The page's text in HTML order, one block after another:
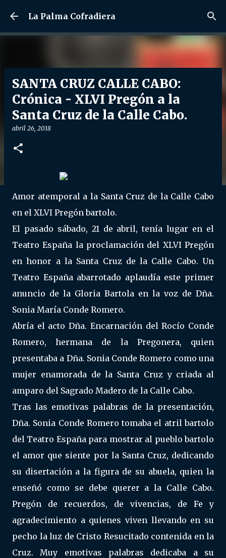
Ir al contenido principal
La Palma Cofradiera
SANTA CRUZ CALLE CABO:
Crónica - XLVI Pregón a la
Santa Cruz de la Calle Cabo.
abril 26, 2018
Amor atemporal a la Santa Cruz de la Calle Cabo
en el XLVI Pregón bartolo.
El pasado sábado, 21 de abril, tenía lugar en el
Teatro España la proclamación del XLVI Pregón
en honor a la Santa Cruz de la Calle Cabo. Un
Teatro España abarrotado aplaudía este primer
anuncio de la Gloria Bartola en la voz de Dña.
Sonia María Conde Romero.
Abría el acto Dña. Encarnación del Rocío Conde
Romero, hermana de la Pregonera, quien
presentaba a Dña. Sonia Conde Romero como una
mujer enamorada de la Santa Cruz y criada al
amparo del Sagrado Madero de la Calle Cabo.
Tras las emotivas palabras de la presentación,
Dña. Sonia Conde Romero tomaba el atril bartolo
del Teatro España para mostrar al pueblo bartolo
el amor que siente por la Santa Cruz, dedicando
su disertación a la figura de su abuela, quien la
enseñó como se debe querer a la Calle Cabo.
Pregón de recuerdos, de vivencias, de Fe y
agradecimiento a quienes viven llevando en su
pecho la luz de Cristo Resucitado contenida en la
Cruz. Muy emotivas palabras dedicaba a su